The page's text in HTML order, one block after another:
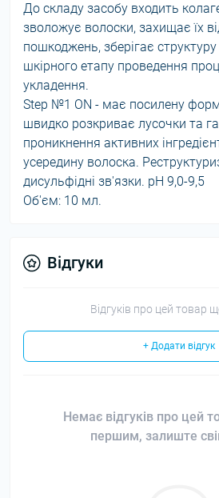
До складу засобу входить
зволожує волоски, захищає їх
пошкоджень, зберігає
шкірного етапу проведення
укладення.
Step №1 ON - має посилену
швидко розкриває лусочки та
проникнення активних
усередину волоска.
дисульфідні зв'язки. pH 9,0-9,5
Об'єм: 10 мл.
Відгуки
Відгуків про цей товар
+ Додати відгук
Немає відгуків про цей
першим, залиште